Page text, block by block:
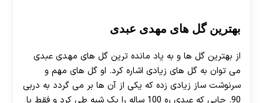
بهترین گل های مهدی عبدی
از بهترین گل ها و به یاد مانده ترین گل های مهدی عبدی
می توان به گل های زیادی اشاره کرد. او گل های مهم و
سرنوشت ساز زیادی زده که یکی از آن ها بر می گردد به دربی